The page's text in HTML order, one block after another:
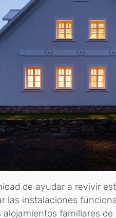
de ayudar a revivir
las instalaciones
familiares